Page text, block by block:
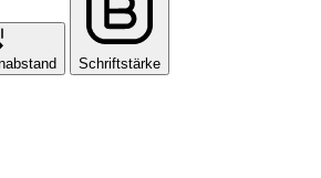
Schriftstärke